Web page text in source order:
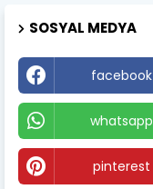
SOSYAL MEDYA
facebook
whatsapp
pinterest